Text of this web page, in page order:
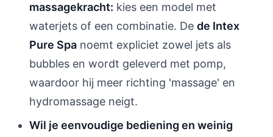
massagekracht: kies een model met
waterjets of een combinatie. De de Intex
Pure Spa noemt expliciet zowel jets als
bubbles en wordt geleverd met pomp,
waardoor hij meer richting 'massage' en
hydromassage neigt.
Wil je eenvoudige bediening en weinig